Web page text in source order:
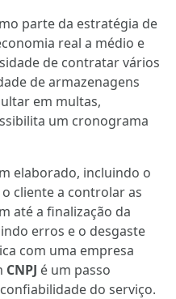
parte da estratégia de
real a médio e
de contratar vários
de armazenagens
em multas,
um cronograma
elaborado, incluindo o
cliente a controlar as
até a finalização da
erros e o desgaste
com uma empresa
CNPJ é um passo
do serviço.